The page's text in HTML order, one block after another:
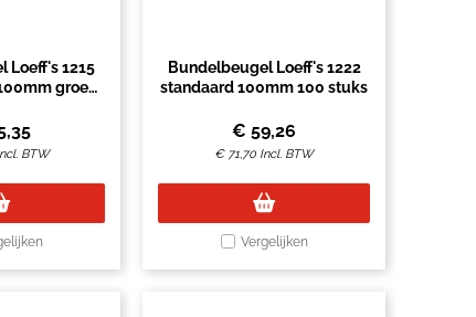
Loeff's 1215
groen
BTW
Bundelbeugel Loeff's 1222
standaard 100mm 100 stuks
€ 59,26
€ 71,70 Incl. BTW
Vergelijken